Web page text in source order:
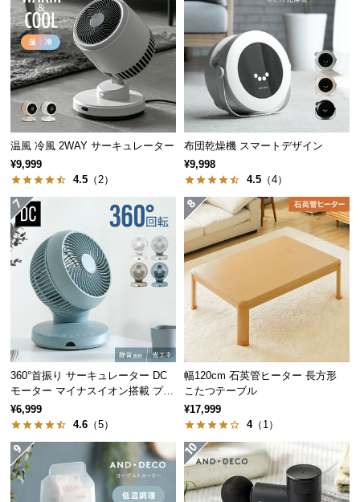
置
サ
ー
ビ
ス
に
つ
搬
入
経
路
に
つ
て
返
品・
キ
ャ
セ
ル
温風 冷風 2WAY サーキュレーター
¥9,999
4.5 （2）
布団乾燥機 スマートデザイン
¥9,998
4.5 （4）
360°首振り サーキュレーター DC
モーター マイナスイオン搭載 プレ
ミアムタイプ
¥6,999
4.6 （5）
幅120cm 石英管ヒーター 長方形
こたつテーブル
¥17,999
4（1）